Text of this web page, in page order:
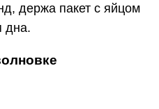
держа пакет с яйцом
дна.